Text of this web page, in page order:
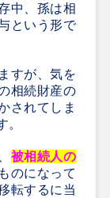
中、孫は相
という形で
すが、気を
相続財産の
されてしま
。
被相続人の
のになって
転するに当